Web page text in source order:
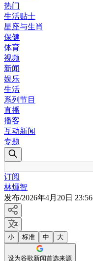
热门
生活贴士
星座与生肖
保健
体育
视频
新闻
娱乐
生活
系列节目
直播
播客
互动新闻
专题
订阅
林煇智
发布/2026年4月20日 23:56
小 标准 中 大
设为谷歌新闻首选来源